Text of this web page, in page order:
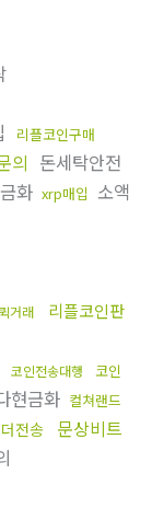
리플코인구매
의 돈세탁안전
화 xrp매입 소액
거래
리플코인판
코인전송대행
코인
현금화 컬쳐랜드
전송
문상비트